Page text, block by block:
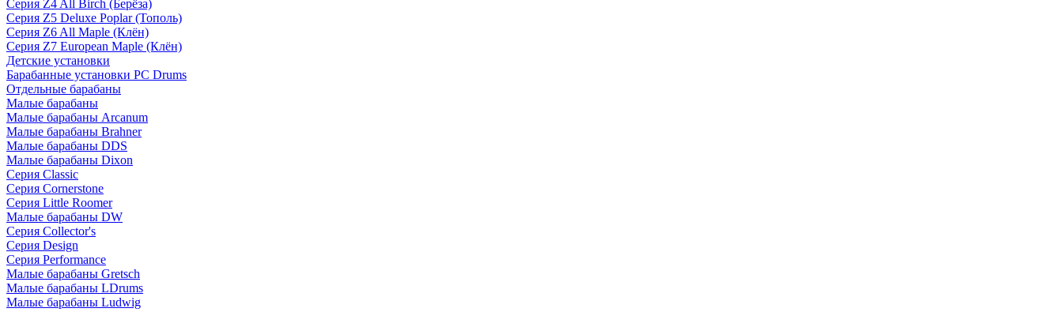
Серия Z4 All Birch (Берёза)
Серия Z5 Deluxe Poplar (Тополь)
Серия Z6 All Maple (Клён)
Серия Z7 European Maple (Клён)
Детские установки
Барабанные установки PC Drums
Отдельные барабаны
Малые барабаны
Малые барабаны Arcanum
Малые барабаны Brahner
Малые барабаны DDS
Малые барабаны Dixon
Серия Classic
Серия Cornerstone
Серия Little Roomer
Малые барабаны DW
Серия Collector's
Серия Design
Серия Performance
Малые барабаны Gretsch
Малые барабаны LDrums
Малые барабаны Ludwig